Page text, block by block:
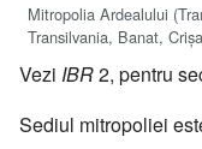
Mitropolia Ardealului
Transilvania, Banat,
Vezi IBR2, pentru
Sediul mitropoliei